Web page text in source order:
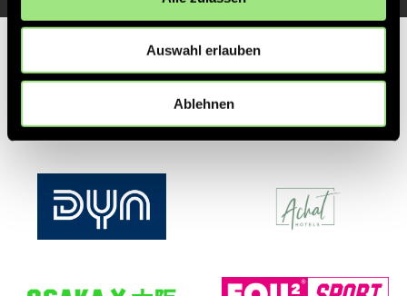
Auswahl erlauben
Ablehnen